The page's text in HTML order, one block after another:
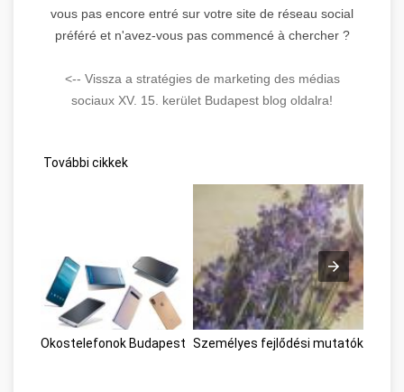
vous pas encore entré sur votre site de réseau social
préféré et n'avez-vous pas commencé à chercher ?
<-- Vissza a stratégies de marketing des médias
sociaux XV. 15. kerület Budapest blog oldalra!
További cikkek
Okostelefonok Budapest Személyes fejlődési mutatók